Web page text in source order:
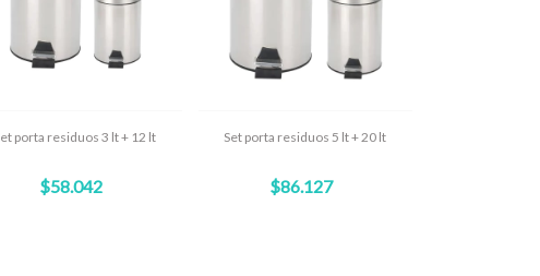
porta residuos 3 lt + 12 lt
$58.042
Set porta residuos 5 lt + 20 lt
$86.127